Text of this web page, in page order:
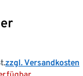
zzgl. Versandkosten